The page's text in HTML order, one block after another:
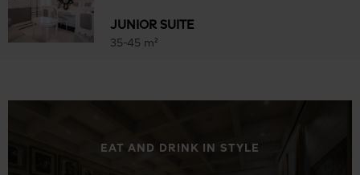
JUNIOR SUITE
35-45 m²
EAT AND DRINK IN STYLE